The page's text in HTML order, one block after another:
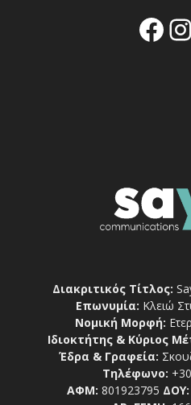
Διακριτικός Τίτλος:
Επωνυμία: Κλειώ
Νομική Μορφή:
Ιδιοκτήτης & Κύριος
Έδρα & Γραφεία:
Τηλέφωνο:
ΑΦΜ: 801923795 ΔΟΥ: